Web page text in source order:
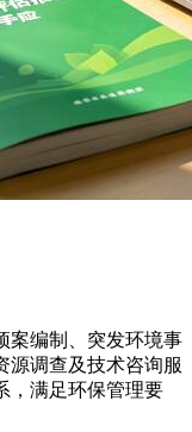
案编制、突发环境事
源调查及技术咨询服
，满足环保管理要